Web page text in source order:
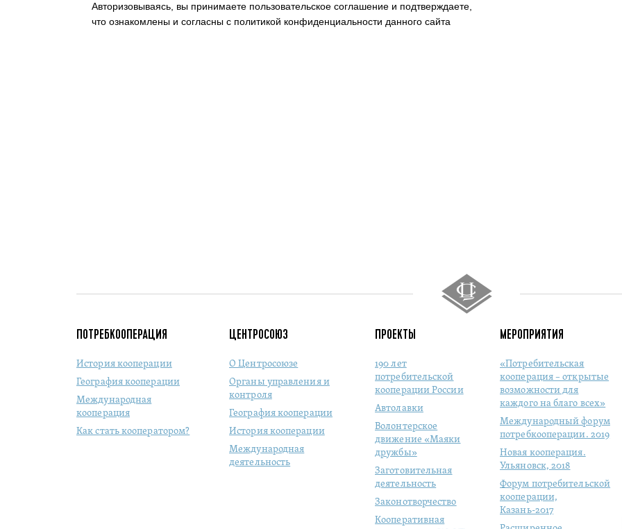
Авторизовываясь, вы принимаете пользовательское соглашение и подтверждаете,
что ознакомлены и согласны с политикой конфиденциальности данного сайта
ПОТРЕБКООПЕРАЦИЯ
История кооперации
География кооперации
Международная
кооперация
Как стать кооператором?
ЦЕНТРОСОЮЗ
О Центросоюзе
Органы управления и
контроля
География кооперации
История кооперации
Международная
деятельность
ПРОЕКТЫ
190 лет
потребительской
кооперации России
Автолавки
Волонтерское
движение «Маяки
дружбы»
Заготовительная
деятельность
Законотворчество
Кооперативная
МЕРОПРИЯТИЯ
«Потребительская
кооперация – открытые
возможности для
каждого на благо всех»
Международный форум
потребкооперации. 2019
Новая кооперация.
Ульяновск, 2018
Форум потребительской
кооперации,
Казань-2017